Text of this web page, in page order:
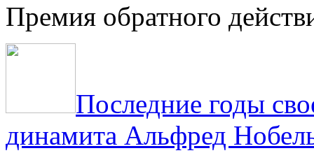
Премия обратного
Последние годы
динамита Альфред